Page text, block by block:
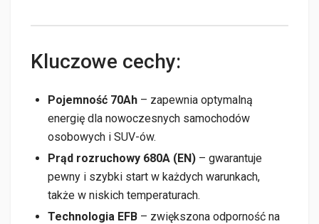
Kluczowe cechy:
Pojemność 70Ah – zapewnia optymalną
energię dla nowoczesnych samochodów
osobowych i SUV-ów.
Prąd rozruchowy 680A (EN) – gwarantuje
pewny i szybki start w każdych warunkach,
także w niskich temperaturach.
Technologia EFB – zwiększona odporność na